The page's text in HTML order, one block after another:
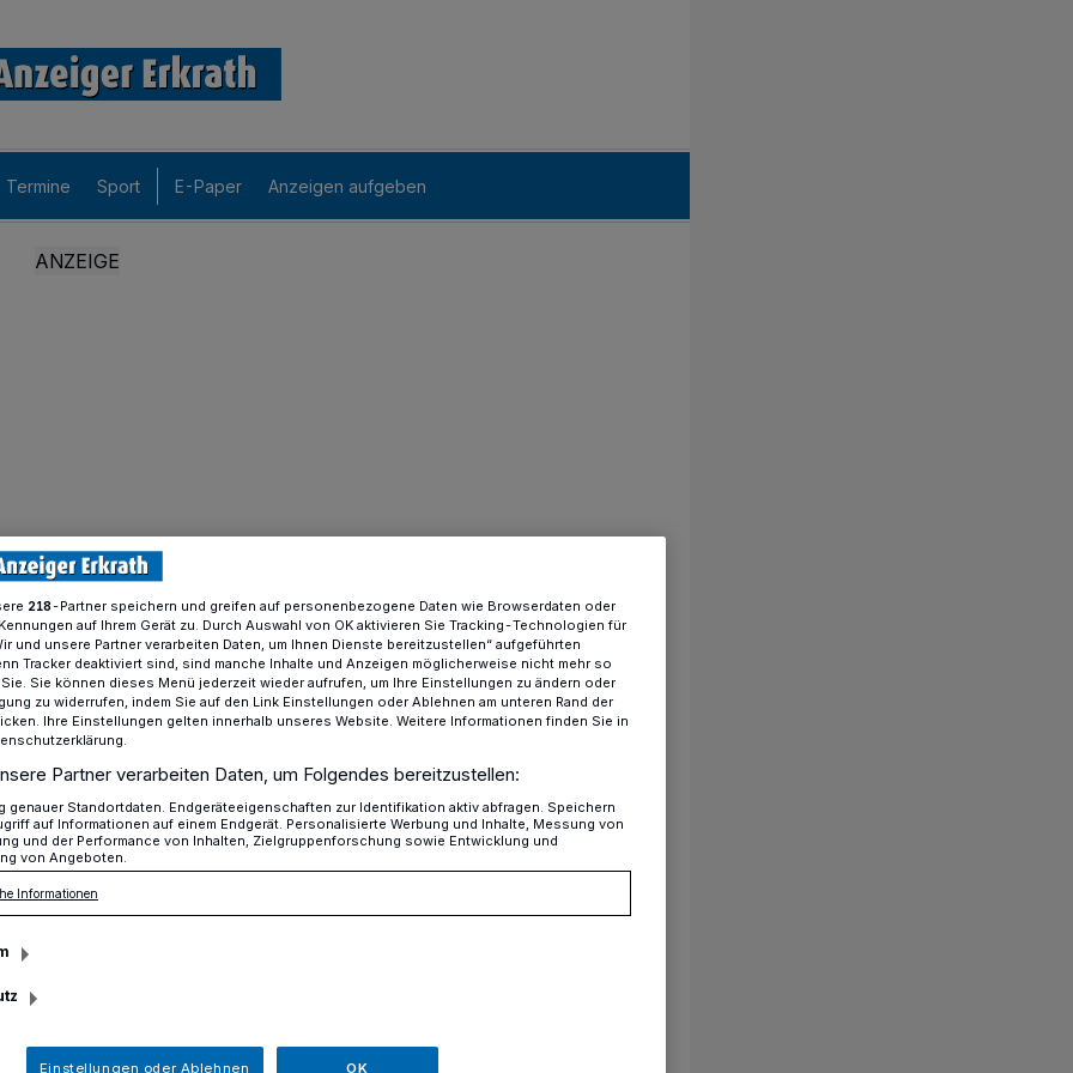
Termine Sport E-Paper Anzeigen aufgeben
Schutz
Schutz
hinaus in die
ersten Frühlingstage, und im Kreis
alles auf den Wiesen und in den
aktiv. Wer genießt es nicht, dem
zu lauschen, die ersten Bienen und
und den Specht im Wald zu hören.
218-Partner speichern und greifen auf personenbezogene Daten wie Browserdaten oder
auf Ihrem Gerät zu. Durch Auswahl von OK aktivieren Sie Tracking-Technologien für
und unsere Partner verarbeiten Daten, um Ihnen Dienste bereitzustellen“ aufgeführten
Tracker deaktiviert sind, sind manche Inhalte und Anzeigen möglicherweise nicht mehr so
Sie können dieses Menü jederzeit wieder aufrufen, um Ihre Einstellungen zu ändern oder
zu widerrufen, indem Sie auf den Link Einstellungen oder Ablehnen am unteren Rand der
Ihre Einstellungen gelten innerhalb unseres Website. Weitere Informationen finden Sie in
Partner verarbeiten Daten, um Folgendes bereitzustellen:
genauer Standortdaten. Endgeräteeigenschaften zur Identifikation aktiv abfragen. Speichern
auf Informationen auf einem Endgerät. Personalisierte Werbung und Inhalte, Messung von
und der Performance von Inhalten, Zielgruppenforschung sowie Entwicklung und
von Angeboten.
Informationen
Einstellungen oder Ablehnen OK